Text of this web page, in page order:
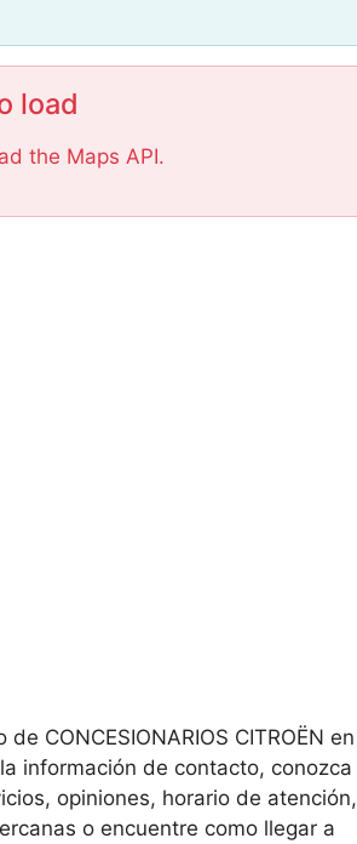
load
the Maps API.
CONCESIONARIOS CITROËN en
información de contacto, conozca
opiniones, horario de atención,
o encuentre como llegar a